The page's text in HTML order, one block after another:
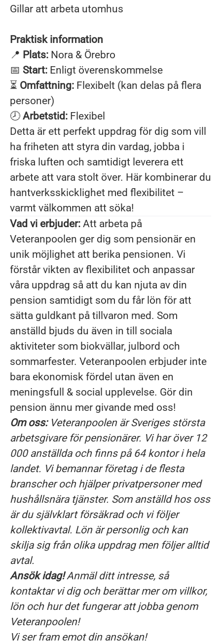
Gillar att arbeta utomhus
Praktisk information
📍 Plats: Nora & Örebro
📅 Start: Enligt överenskommelse
⏳ Omfattning: Flexibelt (kan delas på flera
personer)
🕗 Arbetstid: Flexibel
Detta är ett perfekt uppdrag för dig som vill
ha friheten att styra din vardag, jobba i
friska luften och samtidigt leverera ett
arbete att vara stolt över. Här kombinerar du
hantverksskicklighet med flexibilitet –
varmt välkommen att söka!
Vad vi erbjuder: Att arbeta på
Veteranpoolen ger dig som pensionär en
unik möjlighet att berika pensionen. Vi
förstår vikten av flexibilitet och anpassar
våra uppdrag så att du kan njuta av din
pension samtidigt som du får lön för att
sätta guldkant på tillvaron med. Som
anställd bjuds du även in till sociala
aktiviteter som biokvällar, julbord och
sommarfester. Veteranpoolen erbjuder inte
bara ekonomisk fördel utan även en
meningsfull & social upplevelse. Gör din
pension ännu mer givande med oss!
Om oss:Veteranpoolen är Sveriges största
arbetsgivare för pensionärer. Vi har över 12
000 anställda och finns på 64 kontor i hela
landet. Vi bemannar företag i de flesta
branscher och hjälper privatpersoner med
hushållsnära tjänster. Som anställd hos oss
är du självklart försäkrad och vi följer
kollektivavtal. Lön är personlig och kan
skilja sig från olika uppdrag men följer alltid
avtal.
Ansök idag!Anmäl ditt intresse, så
kontaktar vi dig och berättar mer om villkor,
lön och hur det fungerar att jobba genom
Veteranpoolen!
Vi ser fram emot din ansökan!